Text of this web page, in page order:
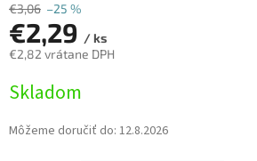
€3,06 –25 %
€2,29 / ks
€2,82 vrátane DPH
cena:
Skladom
Môžeme doručiť do: 12.8.2026